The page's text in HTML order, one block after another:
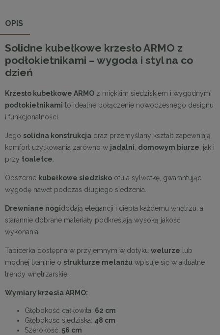
OPIS
Solidne kubełkowe krzesło ARMO z
podłokietnikami – wygoda i styl na co
dzień
Krzesło kubełkowe ARMO z miękkim siedziskiem i wygodnymi
podłokietnikami to idealne połączenie nowoczesnego designu
i funkcjonalności.
Jego solidna konstrukcja oraz przemyślany kształt zapewniają
komfort użytkowania zarówno w jadalni domowym biurze , jak i
przy toaletce
Obszerne kubełkowe siedzisko otula sylwetkę, gwarantując
wygodę nawet podczas długiego siedzenia.
Drewniane nogidodają elegancji i ciepła każdemu wnętrzu, a
starannie dobrane materiały podkreślają wysoką jakość
wykonania.
Tapicerka dostępna w przyjemnym w dotyku welurze lub
modnej tkaninie o strukturze melanżu wpisuje się w aktualne
trendy wnętrzarskie.
Wymiary krzesła ARMO:
Głębokość całkowita: 62 cm
Głębokość siedziska: 48 cm
Szerokość: 56 cm